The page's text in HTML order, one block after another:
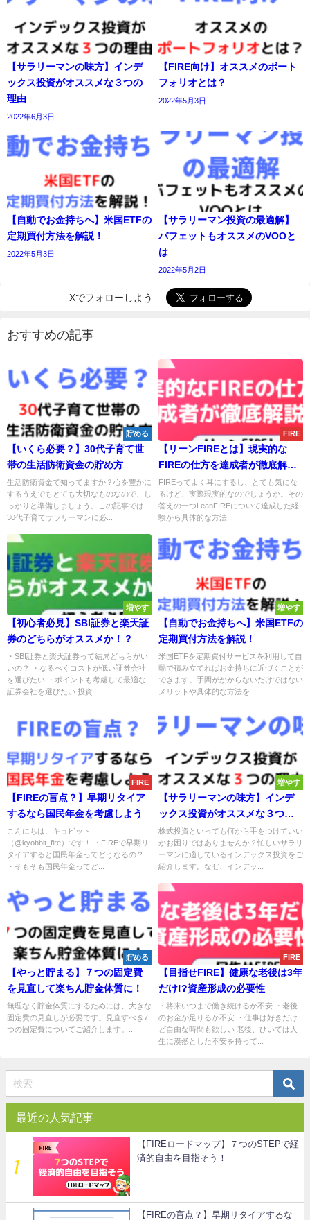
【サラリーマンの味方】インデ
ックス投資がオススメな３つの
理由
2022年6月3日
【FIRE向け】オススメのポート
フォリオとは？
2022年5月3日
【自動でお金持ちへ】米国ETFの
定期買付方法を解説！
2022年5月3日
【サラリーマン投資の最適解】
バフェットもオススメのVOOと
は
2022年5月2日
Xでフォローしよう
おすすめの記事
貯める
【いくら必要？】30代子育て世
帯の生活防衛資金の貯め方
生活防衛資金て知ってますか？心を豊かに
するうえでもとても大切なものなので、し
っかりと準備しましょう。この記事では
30代子育てサラリーマンに必...
FIRE
【リーンFIREとは】現実的な
FIREの仕方を達成者が徹底解
説！
FIREってよく耳にするし、とても気にな
るけど、実際現実的なのでしょうか。その
答えの一つLeanFIREについて達成した経
験から具体的な方法...
増やす
【初心者必見】SBI証券と楽天証
券のどちらがオススメか！？
・SBI証券と楽天証券って結局どちらがい
いの？ ・なるべくコストが低い証券会社
を選びたい ・ポイントも考慮して最適な
証券会社を選びたい 投資...
増やす
【自動でお金持ちへ】米国ETFの
定期買付方法を解説！
米国ETFを定期買付サービスを利用して自
動で積み立てればお金持ちに近づくことが
できます。手間がかからないだけではない
メリットや具体的な方法を...
FIRE
【FIREの盲点？】早期リタイア
するなら国民年金を考慮しよう
こんにちは、キョビット
（@kyobbit_fire）です！ ・FIREで早期リ
タイアすると国民年金ってどうなるの？
・そもそも国民年金ってど...
増やす
【サラリーマンの味方】インデ
ックス投資がオススメな３つの
理由
株式投資といっても何から手をつけていい
かお困りではありませんか？忙しいサラリ
ーマンに適しているインデックス投資をご
紹介します。なぜ、インデッ...
貯める
【やっと貯まる】７つの固定費
を見直して楽ちん貯金体質に！
無理なく貯金体質にするためには、大きな
固定費の見直しが必要です。見直すべき7
つの固定費についてご紹介します。...
FIRE
【目指せFIRE】健康な老後は3年
だけ!?資産形成の必要性
・将来いつまで働き続けるか不安 ・老後
のお金が足りるか不安 ・仕事は好きだけ
ど自由な時間も欲しい 老後、ひいては人
生に漠然とした不安を持って...
最近の人気記事
【FIREロードマップ】７つのSTEPで経
済的自由を目指そう！
【FIREの盲点？】早期リタイアするな